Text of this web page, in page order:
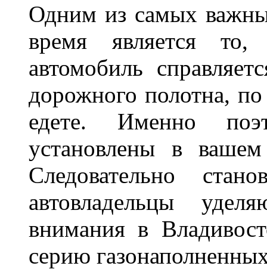
Одним из самых
время является то,
автомобиль
дорожного полотна,
едете. Именно
установлены в
Следовательно
автовладельцы
внимания в
серию